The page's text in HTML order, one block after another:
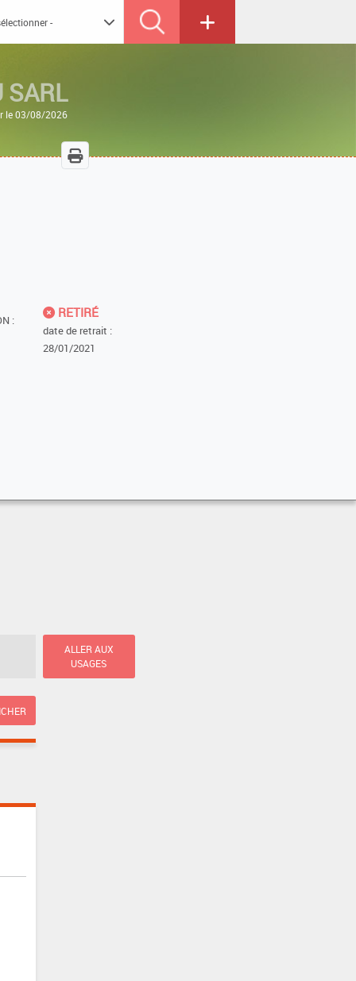
SARL
le 03/08/2026
:
RETIRÉ
date de retrait :
28/01/2021
ALLER AUX
USAGES